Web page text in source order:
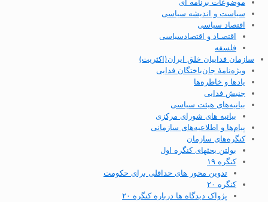
سیاست و اندیشه سیاسی
اقتصاد سیاسی
اقتصـاد و اقتصاد‌سیاسی
فلسفه
سازمان فداییان خلق ایران(اکثریت)
ویژه‌نامهٔ جان‌باختگان فدایی
یادها و خاطره‌ها
جنبش فدایی
بیانیه‌های هیئت سیاسی
بیانیه های شورای مرکزی
پیام‌ها و اطلاعیه‌های سازمانی
کنگره‌های سازمان
بولتن بحثهای کنگره اول
کنگره ۱۹
تدوین محور های حداقلی برای حکومت
کنگره ۲۰
پژواک دیدگاه ها درباره کنگره ۲۰